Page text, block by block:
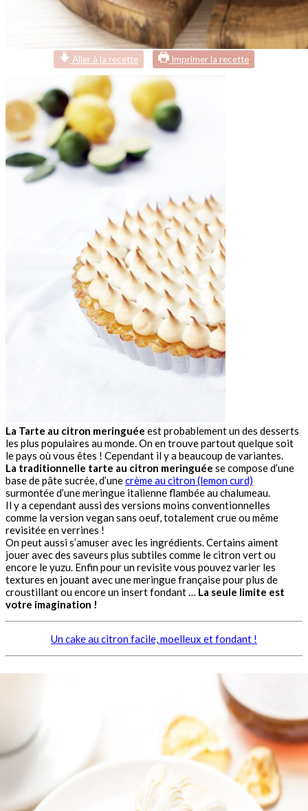
Aller à la recette Imprimer la recette
La Tarte au citron meringuée est probablement un des desserts
les plus populaires au monde. On en trouve partout quelque soit
le pays où vous êtes ! Cependant il y a beaucoup de variantes.
La traditionnelle tarte au citron meringuée se compose d’une
base de pâte sucrée, d’unecrème au citron (lemon curd)
surmontée d’une meringue italienne flambée au chalumeau.
Il y a cependant aussi des versions moins conventionnelles
comme la version vegan sans oeuf, totalement crue ou même
revisitée en verrines !
On peut aussi s’amuser avec les ingrédients. Certains aiment
jouer avec des saveurs plus subtiles comme le citron vert ou
encore le yuzu. Enfin pour un revisite vous pouvez varier les
textures en jouant avec une meringue française pour plus de
croustillant ou encore un insert fondant … La seule limite est
votre imagination !
Un cake au citron facile, moelleux et fondant !